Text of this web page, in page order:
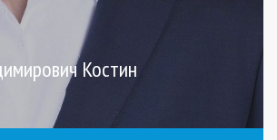
Костин